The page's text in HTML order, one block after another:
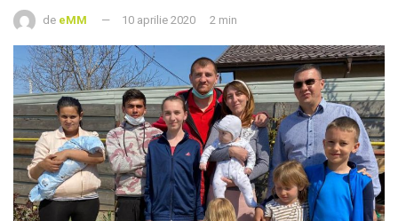
de eMM 10 aprilie 2020 2 min